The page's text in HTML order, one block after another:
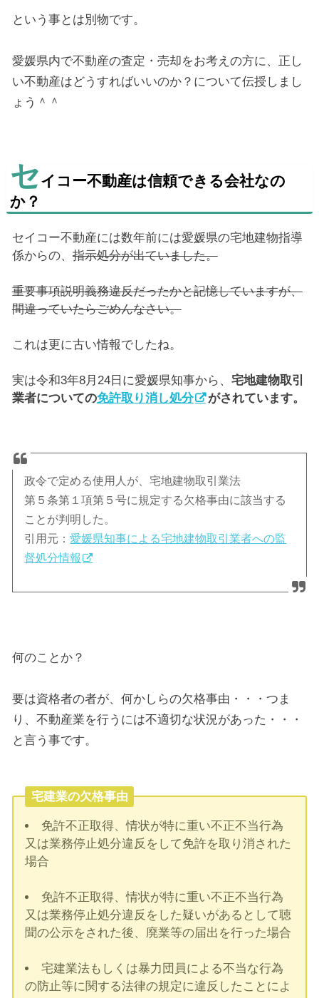
という事とは別物です。
愛媛県内で不動産の査定・売却をお考えの方に、正し
い不動産はどうすればいいのか？について伝授しまし
ょう＾＾
セイコー不動産は信頼できる会社なの
か？
セイコー不動産には数年前には愛媛県の宅地建物指導
係からの、指示処分が出ていました。
重要事項説明義務違反だったかと記憶していますが、
間違っていたらごめんなさい。
これは更に古い情報でしたね。
実は令和3年8月24日に愛媛県知事から、 宅地建物取引
業者についての免許取り消し処分 がされています。
政令で定める使用人が、宅地建物取引業法
第５条第１項第５号に規定する欠格事由に該当する
ことが判明した。
引用元：愛媛県知事による宅地建物取引業者への監
督処分情報
何のことか？
要は資格者の者が、何かしらの欠格事由・・・つま
り、不動産業を行うには不適切な状況があった・・・
と言う事です。
宅建業の欠格事由
免許不正取得、情状が特に重い不正不当行為
又は業務停止処分違反をして免許を取り消された
場合
免許不正取得、情状が特に重い不正不当行為
又は業務停止処分違反をした疑いがあるとして聴
聞の公示をされた後、廃業等の届出を行った場合
宅建業法もしくは暴力団員による不当な行為
の防止等に関する法律の規定に違反したことによ